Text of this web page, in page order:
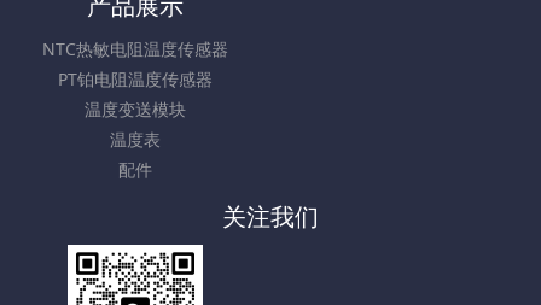
NTC热敏电阻温度传感器
PT铂电阻温度传感器
温度变送模块
温度表
配件
关注我们